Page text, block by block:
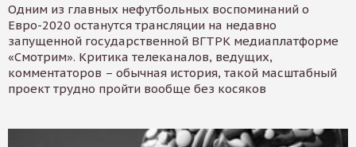
Одним из главных нефутбольных воспоминаний о
Евро-2020 останутся трансляции на недавно
запущенной государственной ВГТРК медиаплатформе
«Смотрим». Критика телеканалов, ведущих,
комментаторов – обычная история, такой масштабный
проект трудно пройти вообще без косяков